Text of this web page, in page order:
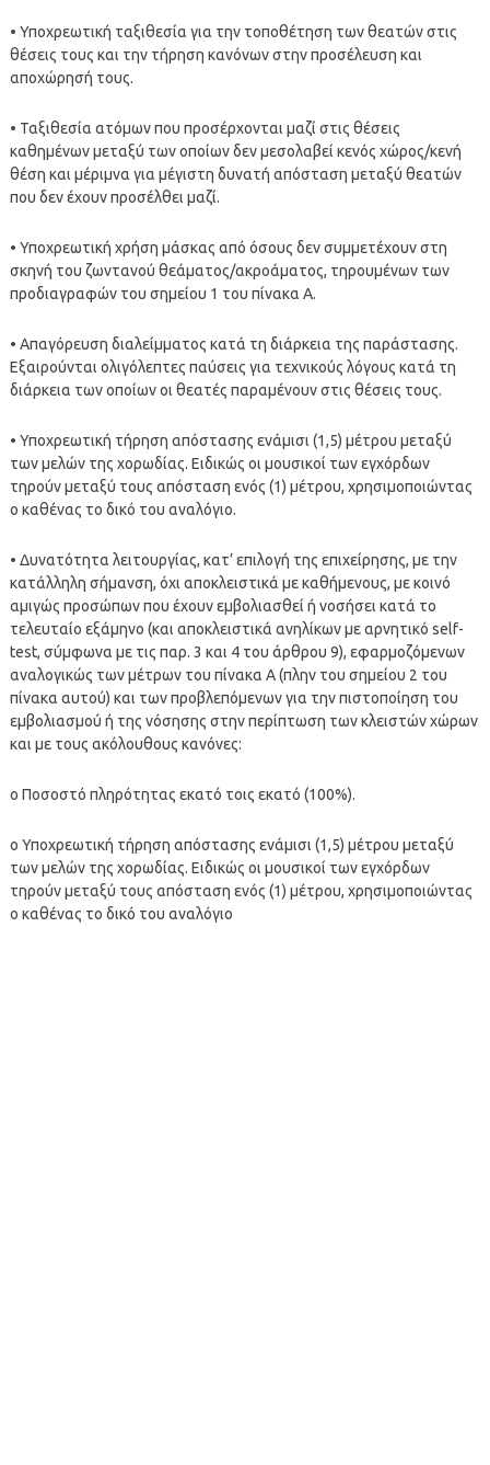
• Υποχρεωτική ταξιθεσία για την τοποθέτηση των θεατών στις
θέσεις τους και την τήρηση κανόνων στην προσέλευση και
αποχώρησή τους.
• Ταξιθεσία ατόμων που προσέρχονται μαζί στις θέσεις
καθημένων μεταξύ των οποίων δεν μεσολαβεί κενός χώρος/κενή
θέση και μέριμνα για μέγιστη δυνατή απόσταση μεταξύ θεατών
που δεν έχουν προσέλθει μαζί.
• Υποχρεωτική χρήση μάσκας από όσους δεν συμμετέχουν στη
σκηνή του ζωντανού θεάματος/ακροάματος, τηρουμένων των
προδιαγραφών του σημείου 1 του πίνακα Α.
• Απαγόρευση διαλείμματος κατά τη διάρκεια της παράστασης.
Εξαιρούνται ολιγόλεπτες παύσεις για τεχνικούς λόγους κατά τη
διάρκεια των οποίων οι θεατές παραμένουν στις θέσεις τους.
• Υποχρεωτική τήρηση απόστασης ενάμισι (1,5) μέτρου μεταξύ
των μελών της χορωδίας. Ειδικώς οι μουσικοί των εγχόρδων
τηρούν μεταξύ τους απόσταση ενός (1) μέτρου, χρησιμοποιώντας
ο καθένας το δικό του αναλόγιο.
• Δυνατότητα λειτουργίας, κατ’ επιλογή της επιχείρησης, με την
κατάλληλη σήμανση, όχι αποκλειστικά με καθήμενους, με κοινό
αμιγώς προσώπων που έχουν εμβολιασθεί ή νοσήσει κατά το
τελευταίο εξάμηνο (και αποκλειστικά ανηλίκων με αρνητικό self-
test, σύμφωνα με τις παρ. 3 και 4 του άρθρου 9), εφαρμοζόμενων
αναλογικώς των μέτρων του πίνακα Α (πλην του σημείου 2 του
πίνακα αυτού) και των προβλεπόμενων για την πιστοποίηση του
εμβολιασμού ή της νόσησης στην περίπτωση των κλειστών χώρων
και με τους ακόλουθους κανόνες:
o Ποσοστό πληρότητας εκατό τοις εκατό (100%).
o Υποχρεωτική τήρηση απόστασης ενάμισι (1,5) μέτρου μεταξύ
των μελών της χορωδίας. Ειδικώς οι μουσικοί των εγχόρδων
τηρούν μεταξύ τους απόσταση ενός (1) μέτρου, χρησιμοποιώντας
ο καθένας το δικό του αναλόγιο